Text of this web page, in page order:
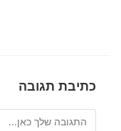
כתיבת תגובה